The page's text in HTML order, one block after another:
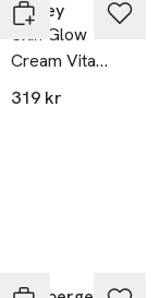
och
vatten.
Huxley
Skin Glow
Cream Vita
Radiance
319 kr